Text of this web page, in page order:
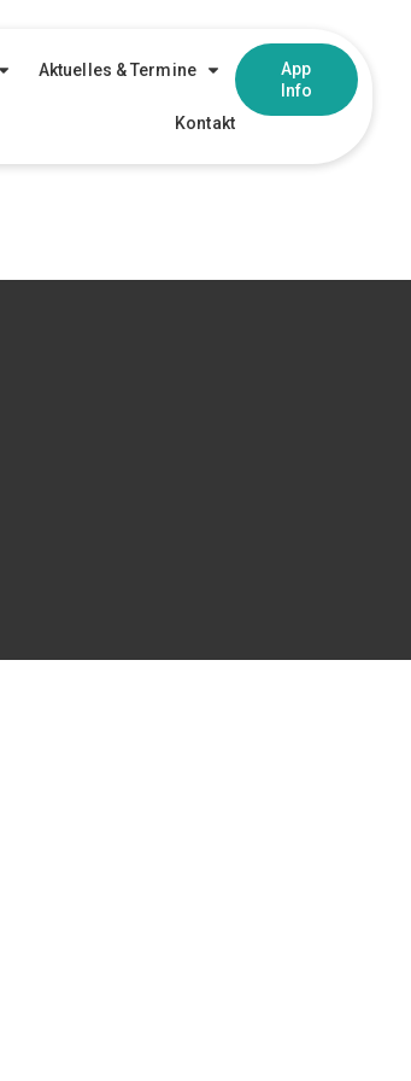
Aktuelles & Termine
Kontakt
App
Info